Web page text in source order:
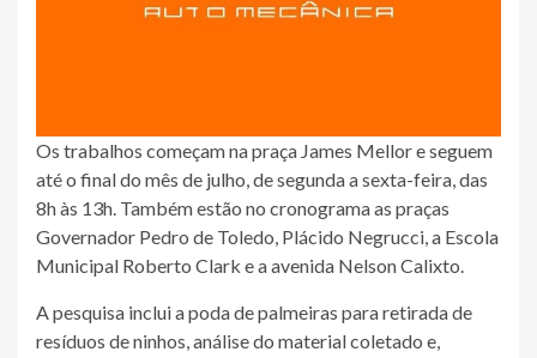
Os trabalhos começam na praça James Mellor e seguem
até o final do mês de julho, de segunda a sexta-feira, das
8h às 13h. Também estão no cronograma as praças
Governador Pedro de Toledo, Plácido Negrucci, a Escola
Municipal Roberto Clark e a avenida Nelson Calixto.
A pesquisa inclui a poda de palmeiras para retirada de
resíduos de ninhos, análise do material coletado e,